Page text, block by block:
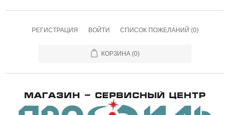
РЕГИСТРАЦИЯ ВОЙТИ СПИСОК ПОЖЕЛАНИЙ (0)
КОРЗИНА (0)